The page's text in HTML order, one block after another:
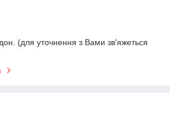
(для уточнення з Вами зв'яжеться